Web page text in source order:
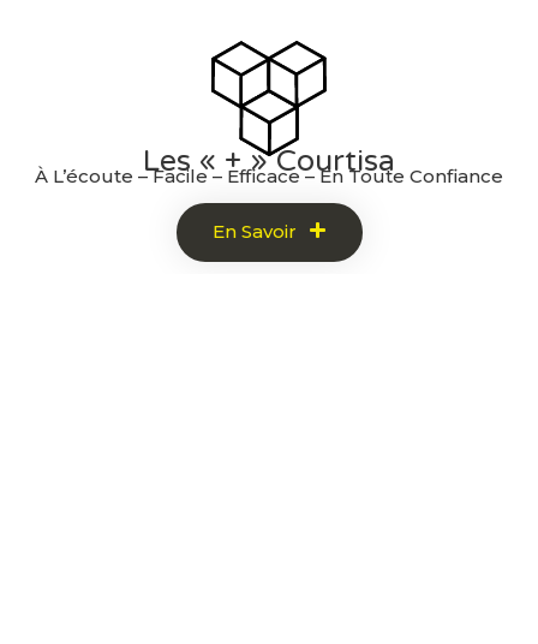
Les « + » Courtisa
À L’écoute – Facile – Efficace – En Toute Confiance
En Savoir